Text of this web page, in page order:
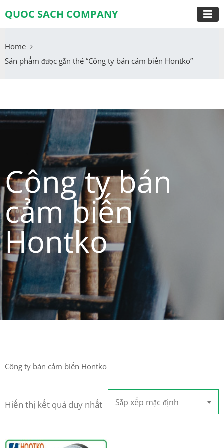
QUOC SACH COMPANY
Home
Sản phẩm được gắn thẻ “Công ty bán cảm biến Hontko”
Công ty bán
cảm biến
Hontko
Công ty bán cảm biến Hontko
Hiển thị kết quả duy nhất Sắp xếp mặc định